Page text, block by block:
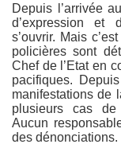
Depuis l’arrivée
d’expression et
s’ouvrir. Mais
policières sont
Chef de l’Etat en
pacifiques.
manifestations de
plusieurs cas de
Aucun
des dénonciations.